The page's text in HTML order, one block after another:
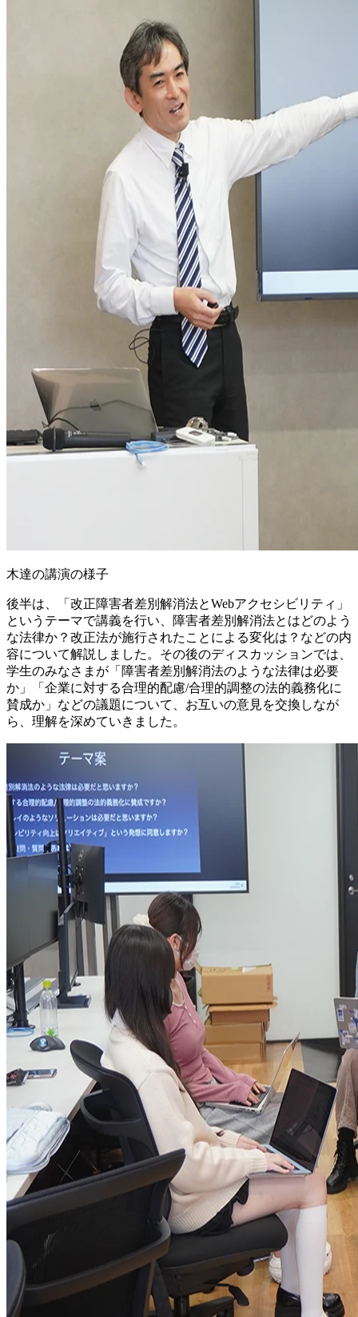
木達の講演の様子
後半は、「改正障害者差別解消法とWebアクセシビリティ」
というテーマで講義を行い、障害者差別解消法とはどのよう
な法律か？改正法が施行されたことによる変化は？などの内
容について解説しました。その後のディスカッションでは、
学生のみなさまが「障害者差別解消法のような法律は必要
か」「企業に対する合理的配慮/合理的調整の法的義務化に
賛成か」などの議題について、お互いの意見を交換しなが
ら、理解を深めていきました。